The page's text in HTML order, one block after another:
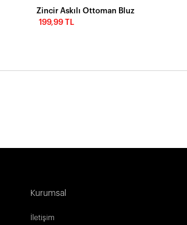
Zincir Askılı Ottoman Bluz
199,99 TL
Kurumsal
İletişim